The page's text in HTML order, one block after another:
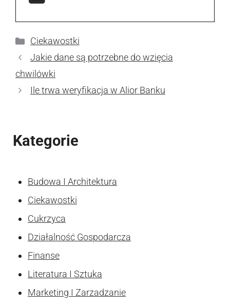
Kategorie
Ciekawostki
Jakie dane są potrzebne do wzięcia
chwilówki
Ile trwa weryfikacja w Alior Banku
Kategorie
Budowa I Architektura
Ciekawostki
Cukrzyca
Działalność Gospodarcza
Finanse
Literatura I Sztuka
Marketing I Zarzadzanie